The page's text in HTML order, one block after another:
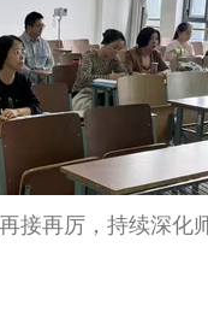
再厉，持续深